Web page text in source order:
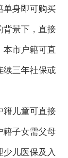
单身即可购买
背景下，直接
本市户籍可直
续三年社保或
儿童可直接
籍子女需父母
儿医保及入